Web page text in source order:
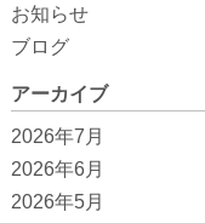
お知らせ
ブログ
アーカイブ
2026年7月
2026年6月
2026年5月